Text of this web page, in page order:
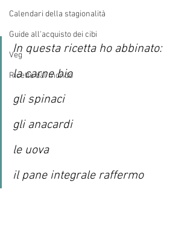
Calendari della stagionalità
Guide all'acquisto dei cibi
Veg
Ricette dal mondo
In questa ricetta ho abbinato:
la carne bio
gli spinaci
gli anacardi
le uova
il pane integrale raffermo